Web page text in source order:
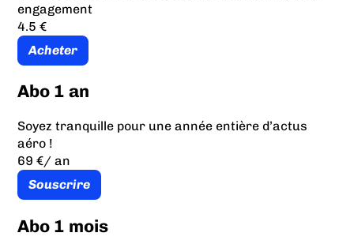
engagement
4.5 €
Acheter
Abo 1 an
Soyez tranquille pour une année entière d’actus
aéro !
69 €/ an
Souscrire
Abo 1 mois